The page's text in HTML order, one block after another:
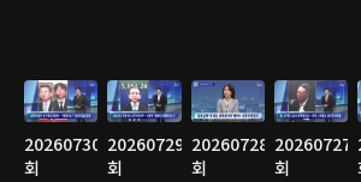
20260730
회
20260729
회
20260728
회
20260727
회